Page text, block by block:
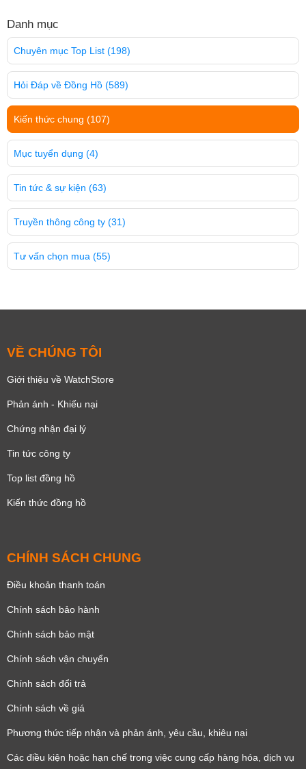
Danh mục
Chuyên mục Top List (198)
Hỏi Đáp về Đồng Hồ (589)
Kiến thức chung (107)
Mục tuyển dụng (4)
Tin tức & sự kiện (63)
Truyền thông công ty (31)
Tư vấn chọn mua (55)
VỀ CHÚNG TÔI
Giới thiệu về WatchStore
Phản ánh - Khiếu nại
Chứng nhận đại lý
Tin tức công ty
Top list đồng hồ
Kiến thức đồng hồ
CHÍNH SÁCH CHUNG
Điều khoản thanh toán
Chính sách bảo hành
Chính sách bảo mật
Chính sách vận chuyển
Chính sách đổi trả
Chính sách về giá
Phương thức tiếp nhận và phản ánh, yêu cầu, khiêu nại
Các điều kiện hoặc hạn chế trong việc cung cấp hàng hóa, dịch vụ